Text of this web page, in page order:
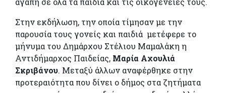
Στην εκδήλωση, την οποία τίμησαν με την
παρουσία τους γονείς και παιδιά μετέφερε το
μήνυμα του Δημάρχου Στέλιου Μαμαλάκη η
Αντιδήμαρχος Παιδείας, Μαρία Αχουλιά
Σκριβάνου. Μεταξύ άλλων αναφέρθηκε στην
προτεραιότητα που δίνει ο δήμος στα ζητήματα